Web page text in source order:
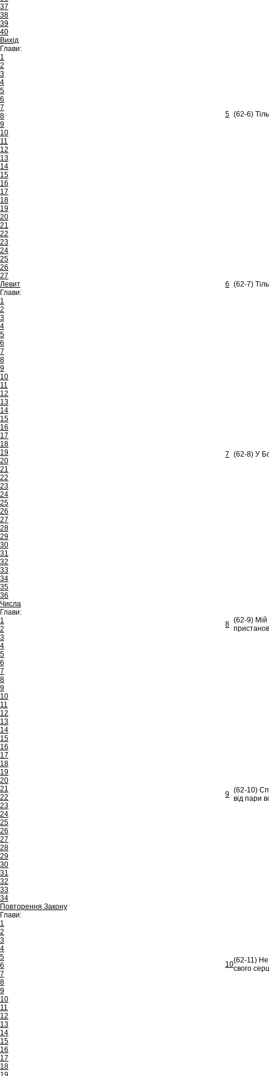
37
38
39
40
Вихід
Глави:
1
2
3
4
5
6
7
8
9
10
11
12
13
14
15
16
17
18
19
20
21
22
23
24
25
26
27
Левит
Глави:
1
2
3
4
5
6
7
8
9
10
11
12
13
14
15
16
17
18
19
20
21
22
23
24
25
26
27
28
29
30
31
32
33
34
35
36
Числа
Глави:
1
2
3
4
5
6
7
8
9
10
11
12
13
14
15
16
17
18
19
20
21
22
23
24
25
26
27
28
29
30
31
32
33
34
Повторення Закону
Глави:
1
2
3
4
5
6
7
8
9
10
11
12
13
14
15
16
17
18
5 (62-6)
6 (62-7)
7 (62-8) У
8 (62-9) Мій
9 (62-10)
від пари
10(62-11) Не
свого